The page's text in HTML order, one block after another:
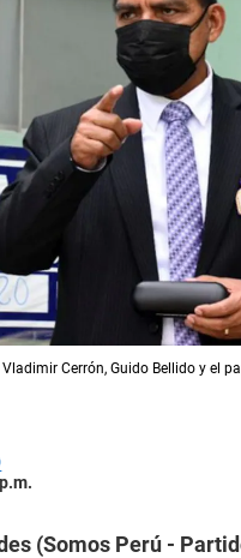
Cerrón, Guido Bellido y el
(Somos Perú -